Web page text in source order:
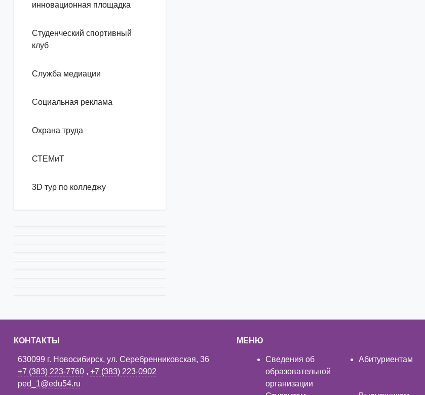
инновационная площадка
Студенческий спортивный
клуб
Служба медиации
Социальная реклама
Охрана труда
СТЕМиТ
3D тур по колледжу
КОНТАКТЫ
630099 г. Новосибирск, ул. Серебренниковская, 36
+7 (383) 223-7760 , +7 (383) 223-0902
ped_1@edu54.ru
МЕНЮ
Сведения об
образовательной
организации
Абитуриентам